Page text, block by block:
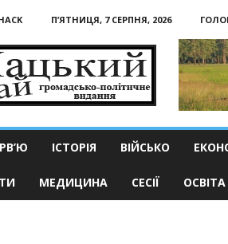
П’ЯТНИЦЯ, 7 СЕРПНЯ, 2026
ІСТОРІЯ ВІЙСЬКО
МЕДИЦИНА СЕСІЇ ОСВІТА